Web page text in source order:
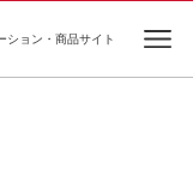
ション・商品サイト